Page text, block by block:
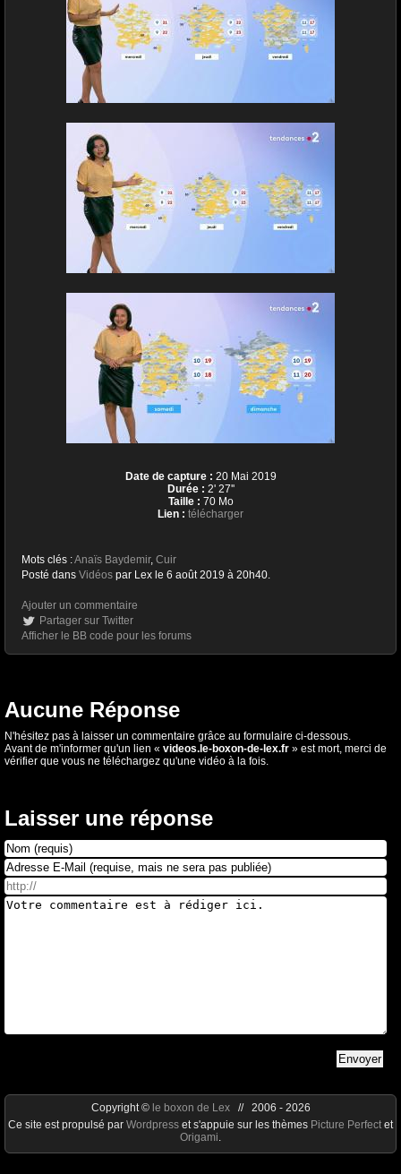
Date de capture : 20 Mai 2019
Durée : 2' 27''
Taille : 70 Mo
Lien : télécharger
Mots clés :Anaïs Baydemir, Cuir
Posté dans Vidéos par Lex le 6 août 2019 à 20h40.
Ajouter un commentaire
Partager sur Twitter
Afficher le BB code pour les forums
Aucune Réponse
N'hésitez pas à laisser un commentaire grâce au formulaire ci-dessous.
Avant de m'informer qu'un lien « videos.le-boxon-de-lex.fr » est mort, merci de
vérifier que vous ne téléchargez qu'une vidéo à la fois.
Laisser une réponse
Copyright © le boxon de Lex// 2006 - 2026
Ce site est propulsé par Wordpress et s'appuie sur les thèmes Picture Perfect et
Origami.